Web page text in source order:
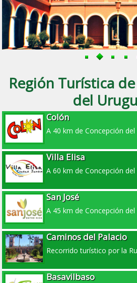
Región Turística
del
Colón
A 40 km de Concepción del
Villa Elisa
A 60 km de Concepción del
San José
A 45 km de Concepción del
Caminos del Palacio
Recorrido turístico por la
Basavilbaso